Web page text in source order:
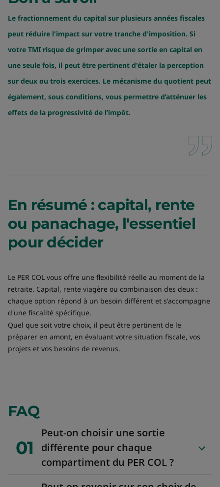
Le fractionnement du capital sur plusieurs années fiscales
peut réduire l'impact sur votre tranche d'imposition. Si
votre TMI risque de grimper avec une sortie en capital en
une seule fois, il peut être pertinent d'étaler la perception
sur deux ou trois exercices. Le mécanisme du quotient peut
également, sous conditions, vous permettre d’atténuer les
effets de la progressivité de l’impôt.
En résumé : capital, rente
ou panachage, l'essentiel
pour décider
Le PER COL vous offre une flexibilité réelle au moment de la
retraite. Capital, rente viagère ou combinaison des deux :
chaque option répond à un besoin différent et s'accompagne
d'une fiscalité spécifique.
Quel que soit votre choix, il peut être pertinent de le
préparer en amont, en évaluant votre situation fiscale, vos
projets et vos besoins de revenus.
FAQ
01
Peut-on choisir une sortie
différente pour chaque
compartiment du PER COL ?